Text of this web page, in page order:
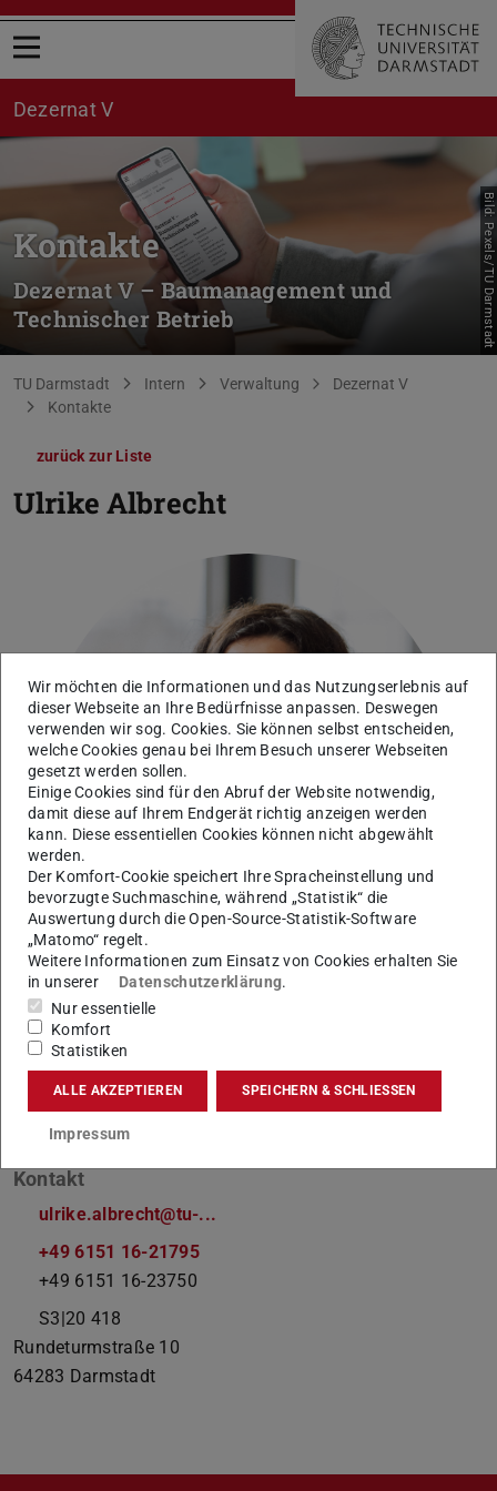
Menü öffnen
Dezernat V
Kontakte
Dezernat V – Baumanagement und
Technischer Betrieb
Bild: Pexels/TU Darmstadt
Sie befinden sich hier:
TU Darmstadt Intern Verwaltung
Dezernat V
Kontakte
zurück zur Liste
Ulrike Albrecht
Bild: Paul Abendschein
Di. - Do., 9 - 15 Uhr
Arbeitsgebiet(e)
Projektbetreuung und -pflege Webauftritt
Nachhaltigkeit
Kontakt
ulrike.albrecht@tu-...
+49 6151 16-21795
+49 6151 16-23750
S3|20 418
Rundeturmstraße 10
64283 Darmstadt
Wir möchten die Informationen und das Nutzungserlebnis auf
dieser Webseite an Ihre Bedürfnisse anpassen. Deswegen
verwenden wir sog. Cookies. Sie können selbst entscheiden,
welche Cookies genau bei Ihrem Besuch unserer Webseiten
gesetzt werden sollen.
Einige Cookies sind für den Abruf der Website notwendig,
damit diese auf Ihrem Endgerät richtig anzeigen werden
kann. Diese essentiellen Cookies können nicht abgewählt
werden.
Der Komfort-Cookie speichert Ihre Spracheinstellung und
bevorzugte Suchmaschine, während „Statistik“ die
Auswertung durch die Open-Source-Statistik-Software
„Matomo“ regelt.
Weitere Informationen zum Einsatz von Cookies erhalten Sie
in unserer
Datenschutzerklärung.
Nur essentielle
Komfort
Statistiken
ALLE AKZEPTIEREN SPEICHERN & SCHLIESSEN
Impressum